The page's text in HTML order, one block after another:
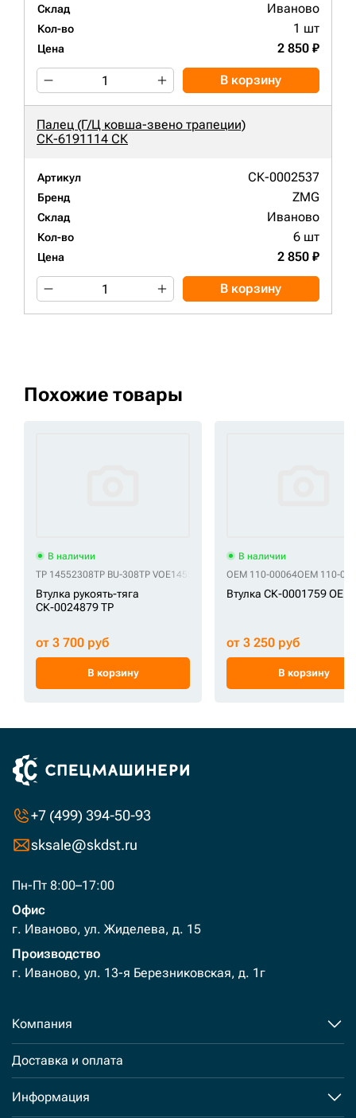
Склад Иваново
Кол-во 1 шт
Цена 2 850 ₽
В корзину
Палец (Г/Ц ковша-звено трапеции)
СК-6191114 СК
Артикул СК-0002537
Бренд ZMG
Склад Иваново
Кол-во 6 шт
Цена 2 850 ₽
В корзину
Похожие товары
В наличии
TP 14552308TP BU-308TP VOE14552308
Втулка рукоять-тяга
СК-0024879 TP
от 3 700 руб
В корзину
В наличии
OEM 110-00064OEM 110-
Втулка СК-0001759 OEM
от 3 250 руб
В корзину
+7 (499) 394-50-93
sksale@skdst.ru
Пн-Пт 8:00–17:00
Офис
г. Иваново, ул. Жиделева, д. 15
Производство
г. Иваново, ул. 13-я Березниковская, д. 1г
Компания
Доставка и оплата
Информация